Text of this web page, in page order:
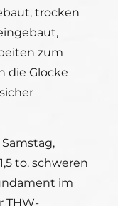
trocken
zum
die Glocke
to. schweren
im
THW-